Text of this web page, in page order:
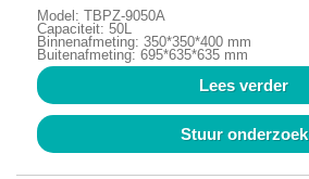
Model: TBPZ-9050A
Capaciteit: 50L
Binnenafmeting: 350*350*400 mm
Buitenafmeting: 695*635*635 mm
Lees verder
Stuur onderzoek